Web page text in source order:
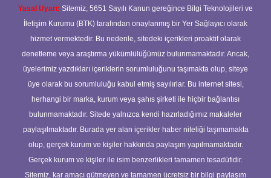
Yasal Uyarı: Sitemiz, 5651 Sayılı Kanun gereğince Bilgi Teknolojileri ve
İletişim Kurumu (BTK) tarafından onaylanmış bir Yer Sağlayıcı olarak
hizmet vermektedir. Bu nedenle, sitedeki içerikleri proaktif olarak
denetleme veya araştırma yükümlülüğümüz bulunmamaktadır. Ancak,
üyelerimiz yazdıkları içeriklerin sorumluluğunu taşımakta olup, siteye
üye olarak bu sorumluluğu kabul etmiş sayılırlar. Bu internet sitesi,
herhangi bir marka, kurum veya şahıs şirketi ile hiçbir bağlantısı
bulunmamaktadır. Sitede yalnızca kendi hazırladığımız makaleler
paylaşılmaktadır. Burada yer alan içerikler haber niteliği taşımamakta
olup, gerçek kurum ve kişiler hakkında paylaşım yapılmamaktadır.
Gerçek kurum ve kişiler ile isim benzerlikleri tamamen tesadüfidir.
Sitemiz, kar amacı gütmeyen ve tamamen ücretsiz bir bilgi paylaşım